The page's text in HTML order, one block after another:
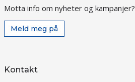
Motta info om nyheter og kampanjer?
Meld meg på
Kontakt